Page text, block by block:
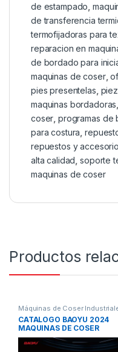
de estampado ,
de transferencia
termofijadoras para
reparacion en
de bordado para
maquinas de coser,
pies presentelas
maquinas bordadoras
coser ,programas de
para costura ,
repuestos y
alta calidad ,soporte
maquinas de coser
Productos
Máquinas de Coser
Repuestos Mecánicos
CATALOGO BAOYU 2024
MAQUINAS DE COSER